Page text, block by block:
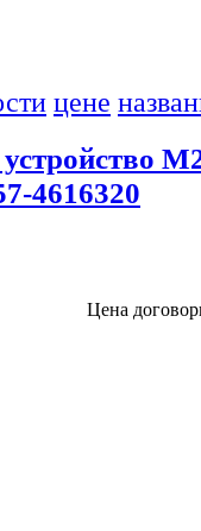
цене
4616320
Цена